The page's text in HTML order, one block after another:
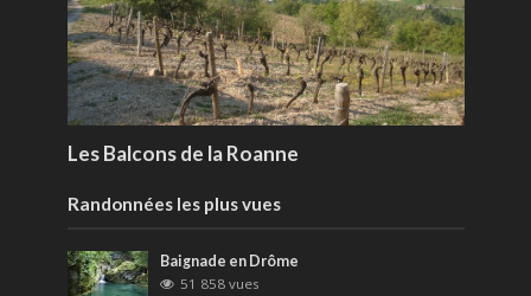
Les Balcons de la Roanne
Randonnées les plus vues
Baignade en Drôme
51 858 vues